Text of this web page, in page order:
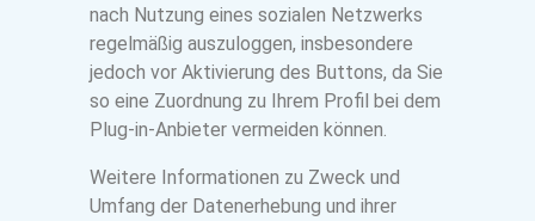
nach Nutzung eines sozialen Netzwerks
regelmäßig auszuloggen, insbesondere
jedoch vor Aktivierung des Buttons, da Sie
so eine Zuordnung zu Ihrem Profil bei dem
Plug-in-Anbieter vermeiden können.
Weitere Informationen zu Zweck und
Umfang der Datenerhebung und ihrer